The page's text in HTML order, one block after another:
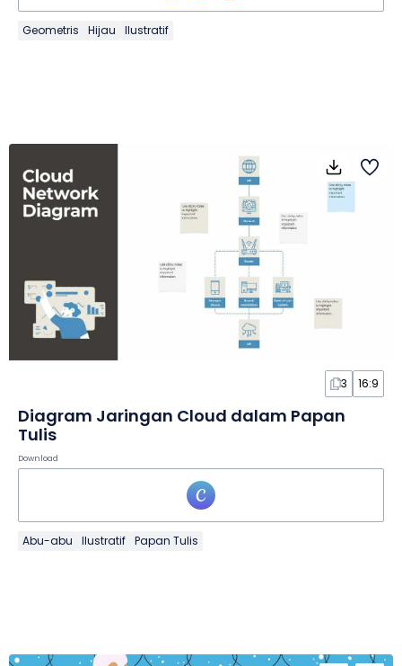
Geometris Hijau Ilustratif
3 16:9
Diagram Jaringan Cloud dalam Papan
Tulis
Download
Abu-abu Ilustratif Papan Tulis